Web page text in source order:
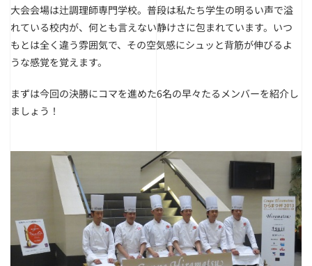
大会会場は辻調理師専門学校。普段は私たち学生の明るい声で溢
れている校内が、何とも言えない静けさに包まれています。いつ
もとは全く違う雰囲気で、その空気感にシュッと背筋が伸びるよ
うな感覚を覚えます。
まずは今回の決勝にコマを進めた6名の早々たるメンバーを紹介し
ましょう！